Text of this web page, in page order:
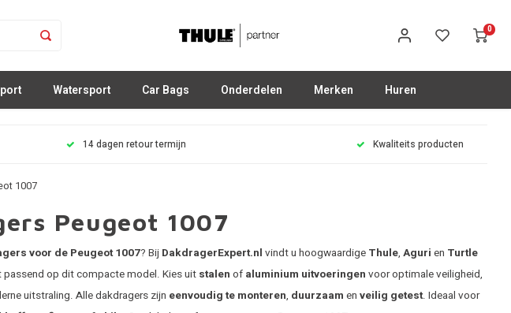
0
Watersport Car Bags Onderdelen Merken Huren
14 dagen retour termijn Kwaliteits producten
1007
Peugeot 1007
voor de Peugeot 1007? Bij DakdragerExpert.nl vindt u hoogwaardige Thule, Aguri en Turtle
passend op dit compacte model. Kies uit stalen of aluminium uitvoeringen voor optimale veiligheid,
uitstraling. Alle dakdragers zijn eenvoudig te monteren, duurzaam en veilig getest. Ideaal voor